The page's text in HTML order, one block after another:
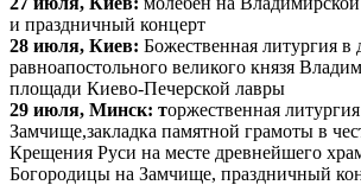
и праздничный концерт
28 июля, Киев: Божественная литургия в
равноапостольного великого князя
площади Киево-Печерской лавры
29 июля, Минск: торжественная
Замчище,закладка памятной грамоты в
Крещения Руси на месте древнейшего
Богородицы на Замчище, праздничный